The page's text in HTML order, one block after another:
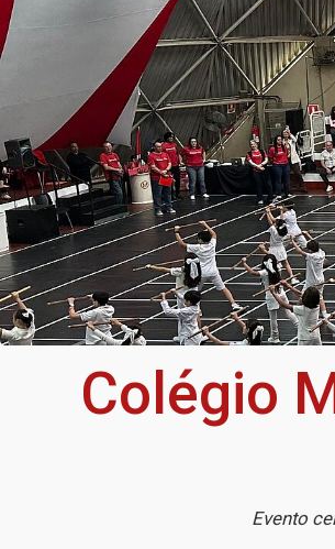
Colégio
Evento